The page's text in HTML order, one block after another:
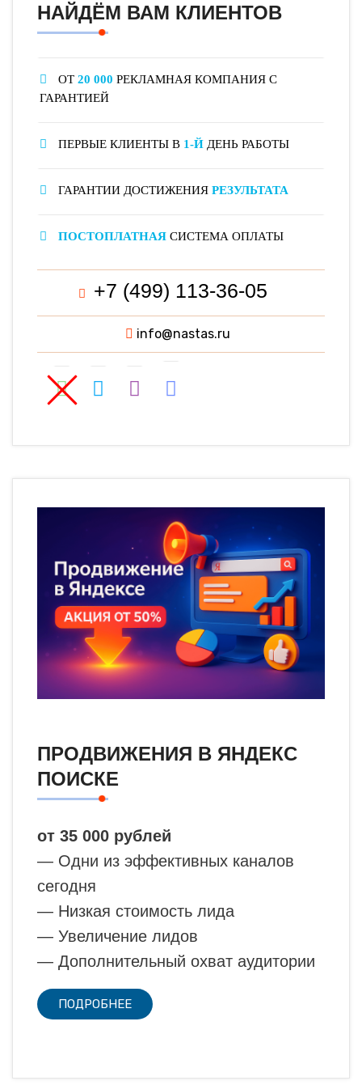
НАЙДЁМ ВАМ КЛИЕНТОВ
ОТ 20 000 РЕКЛАМНАЯ КОМПАНИЯ С
ГАРАНТИЕЙ
ПЕРВЫЕ КЛИЕНТЫ В 1-Й ДЕНЬ РАБОТЫ
ГАРАНТИИ ДОСТИЖЕНИЯ РЕЗУЛЬТАТА
ПОСТОПЛАТНАЯ СИСТЕМА ОПЛАТЫ
+7 (499) 113-36-05
info@nastas.ru
ПРОДВИЖЕНИЯ В ЯНДЕКС
ПОИСКЕ
от 35 000 рублей
— Одни из эффективных каналов
сегодня
— Низкая стоимость лида
— Увеличение лидов
— Дополнительный охват аудитории
ПОДРОБНЕЕ